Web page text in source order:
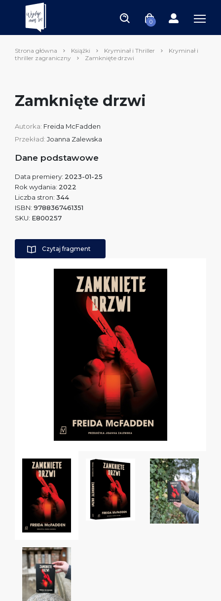
0
Strona główna Książki Kryminał i Thriller
Kryminał i
thriller zagraniczny
Zamknięte drzwi
Zamknięte drzwi
Autorka: Freida McFadden
Przekład: Joanna Zalewska
Dane podstawowe
Data premiery: 2023-01-25
Rok wydania: 2022
Liczba stron: 344
ISBN: 9788367461351
SKU: E800257
Czytaj fragment